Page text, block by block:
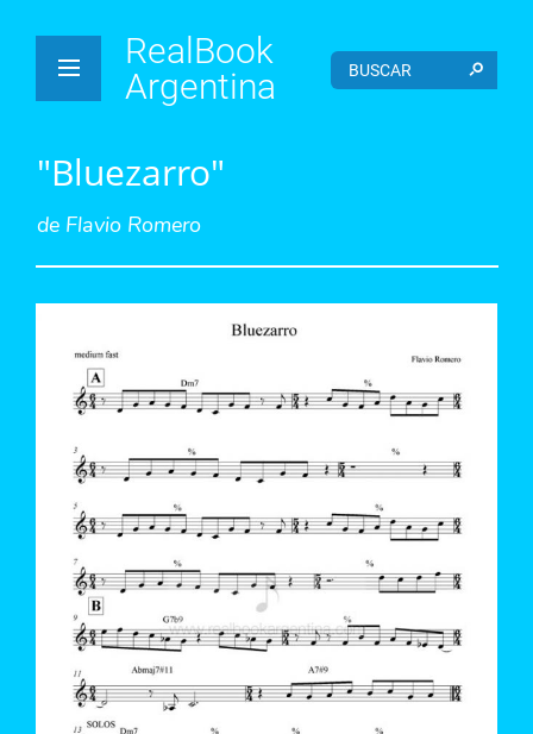
RealBook
Argentina
"Bluezarro"
de Flavio Romero